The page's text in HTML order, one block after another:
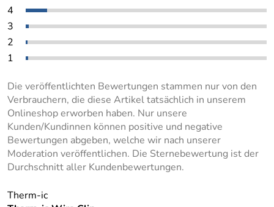
4
3
2
1
Die veröffentlichten Bewertungen stammen nur von den
Verbrauchern, die diese Artikel tatsächlich in unserem
Onlineshop erworben haben. Nur unsere
Kunden/Kundinnen können positive und negative
Bewertungen abgeben, welche wir nach unserer
Moderation veröffentlichen. Die Sternebewertung ist der
Durchschnitt aller Kundenbewertungen.
Therm-ic